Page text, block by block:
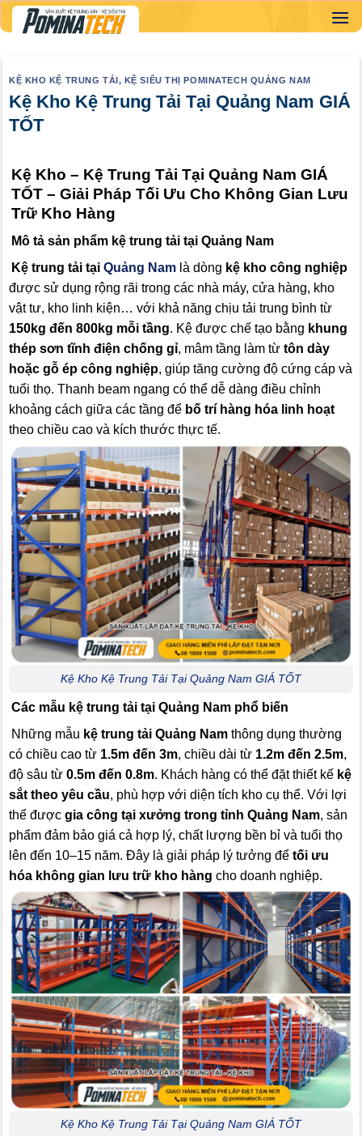
Skip
to
KỆ KHO KỆ TRUNG TẢI, KỆ SIÊU THỊ POMINATECH QUẢNG NAM
Kệ Kho Kệ Trung Tải Tại Quảng Nam GIÁ
TỐT
Kệ Kho – Kệ Trung Tải Tại Quảng Nam GIÁ
TỐT – Giải Pháp Tối Ưu Cho Không Gian Lưu
Trữ Kho Hàng
Mô tả sản phẩm kệ trung tải tại Quảng Nam
Kệ trung tải tại Quảng Nam là dòng kệ kho công nghiệp
được sử dụng rộng rãi trong các nhà máy, cửa hàng, kho
vật tư, kho linh kiện… với khả năng chịu tải trung bình từ
150kg đến 800kg mỗi tầng. Kệ được chế tạo bằng khung
thép sơn tĩnh điện chống gỉ, mâm tầng làm từ tôn dày
hoặc gỗ ép công nghiệp, giúp tăng cường độ cứng cáp và
tuổi thọ. Thanh beam ngang có thể dễ dàng điều chỉnh
khoảng cách giữa các tầng để bố trí hàng hóa linh hoạt
theo chiều cao và kích thước thực tế.
Kệ Kho Kệ Trung Tải Tại Quảng Nam GIÁ TỐT
Các mẫu kệ trung tải tại Quảng Nam phổ biến
Những mẫu kệ trung tải Quảng Nam thông dụng thường
có chiều cao từ 1.5m đến 3m, chiều dài từ 1.2m đến 2.5m,
độ sâu từ 0.5m đến 0.8m. Khách hàng có thể đặt thiết kế kệ
sắt theo yêu cầu, phù hợp với diện tích kho cụ thể. Với lợi
thế được gia công tại xưởng trong tỉnh Quảng Nam, sản
phẩm đảm bảo giá cả hợp lý, chất lượng bền bỉ và tuổi thọ
lên đến 10–15 năm. Đây là giải pháp lý tưởng để tối ưu
hóa không gian lưu trữ kho hàng cho doanh nghiệp.
Kệ Kho Kệ Trung Tải Tại Quảng Nam GIÁ TỐT